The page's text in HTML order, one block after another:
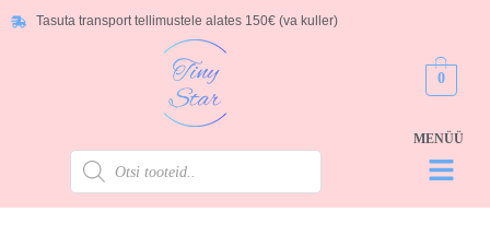
Tasuta transport tellimustele alates 150€ (va kuller)
0